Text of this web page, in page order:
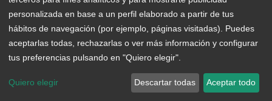
Add to Wishlist
ORIGEN: San Andrés
personalizada en base a un perfil elaborado a partir de tus
hábitos de navegación (por ejemplo, páginas visitadas). Puedes
aceptarlas todas, rechazarlas o ver más información y configurar
tus preferencias pulsando en "Quiero elegir".
Quiero elegir Descartar todas Aceptar todo